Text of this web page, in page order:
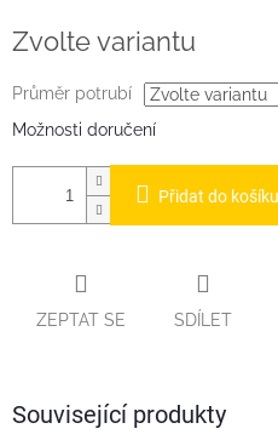
Zvolte variantu
Průměr potrubí
Možnosti doručení
Přidat do košíku
ZEPTAT SE SDÍLET
Související produkty